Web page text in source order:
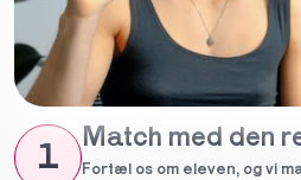
1
Match med den
Fortæl os om eleven, og vi